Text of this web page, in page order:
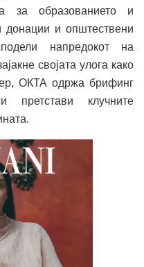
за образованието и
донации и општествени
напредокот на
својата улога како
ОКТА одржа брифинг
клучните